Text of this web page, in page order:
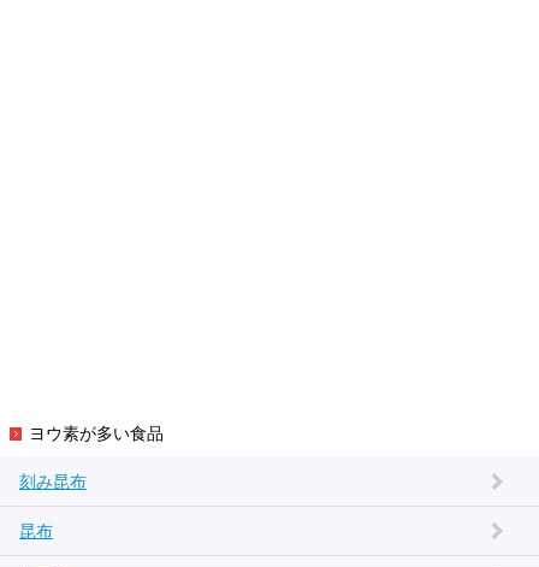
ヨウ素が多い食品
刻み昆布
昆布